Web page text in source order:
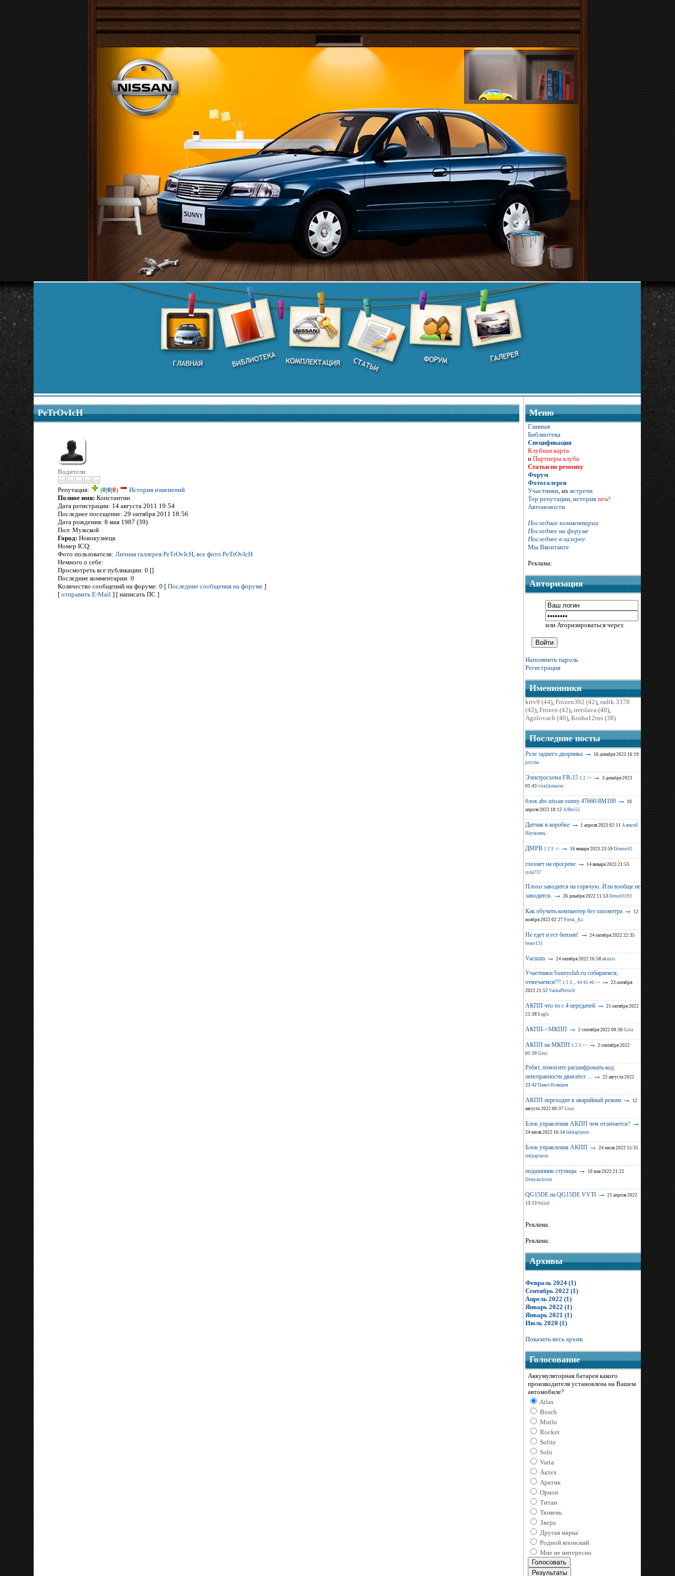
PeTrOvIcH
Водители
Репутация: (0|0|0)
История изменений
Полное имя: Константин
Дата регистрации: 14 августа 2011 19:54
Последнее посещение: 29 октября 2011 18:56
Дата рождения: 8 мая 1987 (39)
Пол: Мужской
Город: Новокузнецк
Номер ICQ:
Фото пользователя: Личная галлерея PeTrOvIcH, все фото PeTrOvIcH
Немного о себе:
Просмотреть все публикации: 0 []
Последние комментарии: 0
Количество сообщений на форуме: 0 [ Последние сообщения на форуме ]
[ отправить E-Mail ] [ написать ПС ]
Меню
Главная
Библиотека
Спецификация
Клубная карта
и Партнеры клуба
Статьи по ремонту
Форум
Фотогалерея
Участники , их встречи
Тор репутации история new!
Автоновости
Последние комментарии
Последнее на форуме
Последнее в галерее
Мы Вконтакте
Реклама:
Авторизация
или Аторизироваться через:
Напомнить пароль
Регистрация
Именинники
kriv9 (44) Frozen392 (42) radik 3378
(42) Frozen (42) tretslava (40)
Agolovach (40) Kosha12rus (38)
Последние поcты
Реле заднего дворника →
16 декабря 2023 16:19
priyma
Электросхема FB-15 1 2 >> → 3 декабря 2023
01:43 vitalikmaster
блок abs nissan sunny 47660-8M100 →
10
апреля 2023 18:12 AlBoi55
Датчик в коробке → 1 апреля 2023 02:11 Алексей
Наумовец
ДМРВ 1 2 3 >> → 16 января 2023 23:59 Dimon42.
глохнет на прогреве →
14 января 2023 21:53
ryda737
Плохо заводится на горячую. Или вообще не
заводится.
→ 26 декабря 2022 11:53 Deniel3191
Как обучить компьютер без тахометра →
12
ноября 2022 02:27 Frenk_Kz
Не едет и ест бензин! → 24 октября 2022 22:35
beast131
Vacuum → 24 октября 2022 16:58 akunis
Участники Sunnyclub.ru собираемся,
отмечаемся!!! 1 2 3 44 45 46 >> → 23 октября
2022 21:52 VaskaPetroch
АКПП что то с 4 передачей → 21 октября 2022
21:38 Eagls
АКПП->МКПП → 2 сентября 2022 09:38 Groz
АКПП на МКПП 1 2 3 >> → 2 сентября 2022
01:19 Groz
Ребят, помогите расшифровать код
неисправности двигател ...
→ 22 августа 2022
23:42 Павел Ноякшев
АКПП переходит в аварийный режим →
12
августа 2022 00:37 Groz
Блок управления АКПП чем отличается? →
24 июля 2022 16:14 lekhaplaton
Блок управления АКПП → 24 июля 2022 15:35
lekhaplaton
подшипник ступицы →
10 мая 2022 21:22
DimyanAtom
QG15DE на QG15DE VVTI → 21 апреля 2022
13:13 fulzid
Реклама:
Реклама:
Архивы
Февраль 2024 (1)
Сентябрь 2022 (1)
Апрель 2022 (1)
Январь 2022 (1)
Январь 2021 (1)
Июль 2020 (1)
Показать весь архив
Голосование
Аккумуляторная батарея какого
производителя установлена на Вашем
автомобиле?
Atlas
Bosch
Mutlu
Rocket
Solite
Solo
Varta
Актех
Арктик
Орион
Титан
Тюмень
Зверь
Другая марка
Родной японский
Мне не интересно